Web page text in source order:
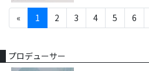
« 1 2 3 4 5 6
プロデューサー